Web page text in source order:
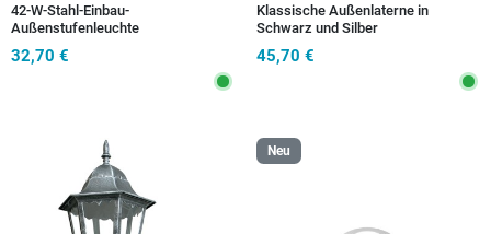
42-W-Stahl-Einbau-
Außenstufenleuchte
32,70 €
Klassische Außenlaterne in
Schwarz und Silber
45,70 €
Neu